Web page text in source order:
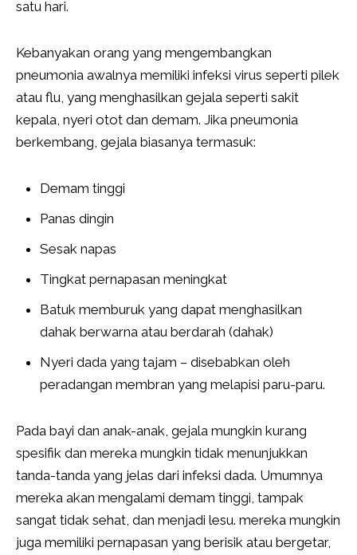
satu hari.
Kebanyakan orang yang mengembangkan
pneumonia awalnya memiliki infeksi virus seperti pilek
atau flu, yang menghasilkan gejala seperti sakit
kepala, nyeri otot dan demam. Jika pneumonia
berkembang, gejala biasanya termasuk:
Demam tinggi
Panas dingin
Sesak napas
Tingkat pernapasan meningkat
Batuk memburuk yang dapat menghasilkan
dahak berwarna atau berdarah (dahak)
Nyeri dada yang tajam – disebabkan oleh
peradangan membran yang melapisi paru-paru.
Pada bayi dan anak-anak, gejala mungkin kurang
spesifik dan mereka mungkin tidak menunjukkan
tanda-tanda yang jelas dari infeksi dada. Umumnya
mereka akan mengalami demam tinggi, tampak
sangat tidak sehat, dan menjadi lesu. mereka mungkin
juga memiliki pernapasan yang berisik atau bergetar,